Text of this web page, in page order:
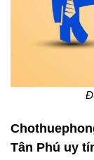
Tân Phú uy